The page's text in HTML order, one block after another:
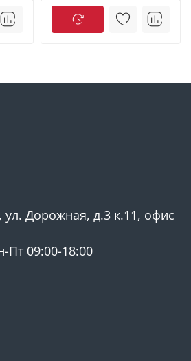
ул. Дорожная, д.3 к.11, офис
09:00-18:00